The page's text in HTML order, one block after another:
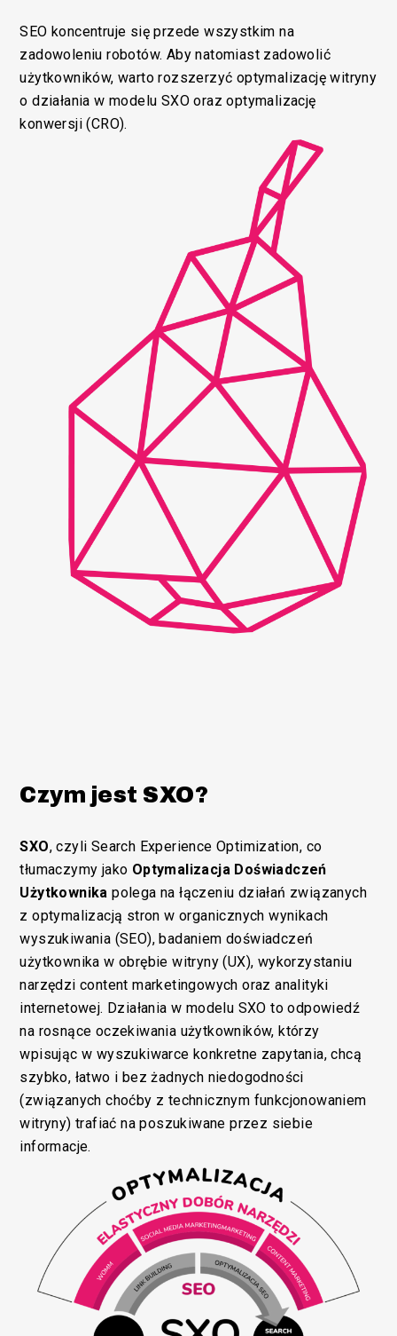
SEO koncentruje się przede wszystkim na
zadowoleniu robotów. Aby natomiast zadowolić
użytkowników, warto rozszerzyć optymalizację witryny
o działania w modelu SXO oraz optymalizację
konwersji (CRO).
Czym jest SXO?
SXO, czyli Search Experience Optimization, co
tłumaczymy jako Optymalizacja Doświadczeń
Użytkownika polega na łączeniu działań związanych
z optymalizacją stron w organicznych wynikach
wyszukiwania (SEO), badaniem doświadczeń
użytkownika w obrębie witryny (UX), wykorzystaniu
narzędzi content marketingowych oraz analityki
internetowej. Działania w modelu SXO to odpowiedź
na rosnące oczekiwania użytkowników, którzy
wpisując w wyszukiwarce konkretne zapytania, chcą
szybko, łatwo i bez żadnych niedogodności
(związanych choćby z technicznym funkcjonowaniem
witryny) trafiać na poszukiwane przez siebie
informacje.